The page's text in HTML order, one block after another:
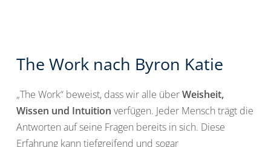
The Work nach Byron Katie
„The Work“ beweist, dass wir alle überWeisheit,
Wissen und Intuition verfügen. Jeder Mensch trägt die
Antworten auf seine Fragen bereits in sich. Diese
Erfahrung kann tiefgreifend und sogar